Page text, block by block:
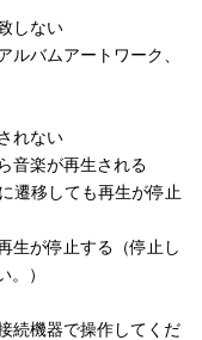
しない
ルバムアートワーク、
れない
音楽が再生される
遷移しても再生が停止
生が停止する（停止し
。）
続機器で操作してくだ